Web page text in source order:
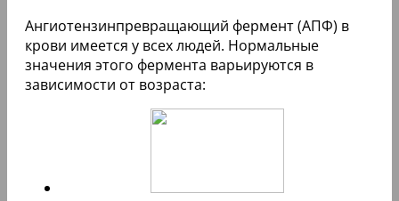
Ангиотензинпревращающий фермент (АПФ) в
крови имеется у всех людей. Нормальные
значения этого фермента варьируются в
зависимости от возраста: